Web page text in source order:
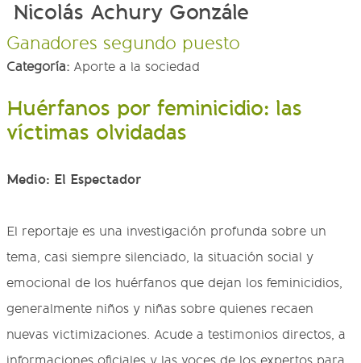
Nicolás Achury Gonzále
Ganadores segundo puesto
Categoría: Aporte a la sociedad
Huérfanos por feminicidio: las
víctimas olvidadas
Medio: El Espectador
El reportaje es una investigación profunda sobre un
tema, casi siempre silenciado, la situación social y
emocional de los huérfanos que dejan los feminicidios,
generalmente niños y niñas sobre quienes recaen
nuevas victimizaciones. Acude a testimonios directos, a